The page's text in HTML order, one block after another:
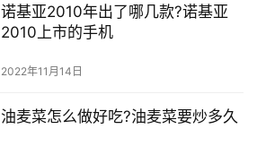
诺基亚2010年出了哪几款?诺基亚
2010上市的手机
2022年11月14日
油麦菜怎么做好吃?油麦菜要炒多久